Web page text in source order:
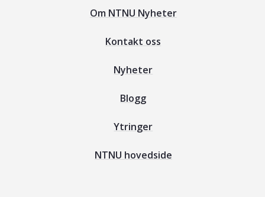
Om NTNU Nyheter
Kontakt oss
Nyheter
Blogg
Ytringer
NTNU hovedside